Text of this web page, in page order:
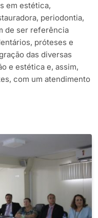
em estética,
periodontia,
de ser referência
próteses e
das diversas
e estética e, assim,
com um atendimento